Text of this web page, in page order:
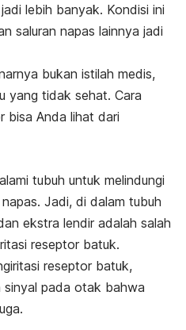
lebih banyak. Kondisi ini
saluran napas lainnya jadi
bukan istilah medis,
yang tidak sehat. Cara
bisa Anda lihat dari
tubuh untuk melindungi
Jadi, di dalam tubuh
ekstra lendir adalah salah
reseptor batuk.
reseptor batuk,
sinyal pada otak bahwa